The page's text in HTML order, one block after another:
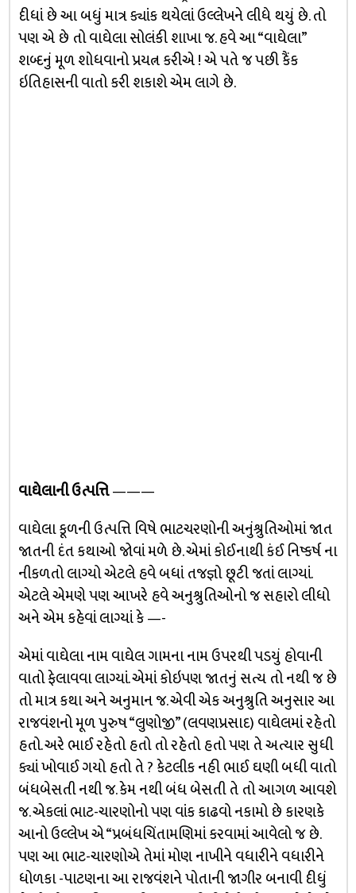
દીધાં છે આ બધું માત્ર ક્યાંક થયેલાં ઉલ્લેખને લીધે થયું છે. તો
પણ એ છે તો વાઘેલા સોલંકી શાખા જ. હવે આ “વાઘેલા”
શબ્દનું મૂળ શોધવાનો પ્રયત્ન કરીએ ! એ પતે જ પછી કૈંક
ઇતિહાસની વાતો કરી શકાશે એમ લાગે છે.
વાઘેલાની ઉત્પત્તિ———
વાઘેલા કૂળની ઉત્પત્તિ વિષે ભાટચરણોની અનુંશ્રુતિઓમાં જાત
જાતની દંત કથાઓ જોવાં મળે છે. એમાં કોઈનાથી કંઈ નિષ્કર્ષ ના
નીકળતો લાગ્યો એટલે હવે બધાં તજજ્ઞો છૂટી જતાં લાગ્યાં.
એટલે એમણે પણ આખરે હવે અનુશ્રુતિઓનો જ સહારો લીધો
અને એમ કહેવાં લાગ્યાં કે —-
એમાં વાઘેલા નામ વાઘેલ ગામના નામ ઉપરથી પડયું હોવાની
વાતો ફેલાવવા લાગ્યાં. એમાં કોઇપણ જાતનું સત્ય તો નથી જ છે
તો માત્ર કથા અને અનુમાન જ. એવી એક અનુશ્રુતિ અનુસાર આ
રાજવંશનો મૂળ પુરુષ “લુણોજી” (લવણપ્રસાદ) વાઘેલમાં રહેતો
હતો. અરે ભાઈ રહેતો હતો તો રહેતો હતો પણ તે અત્યાર સુધી
ક્યાં ખોવાઈ ગયો હતો તે ? કેટલીક નહી ભાઈ ઘણી બધી વાતો
બંધબેસતી નથી જ. કેમ નથી બંધ બેસતી તે તો આગળ આવશે
જ. એકલાં ભાટ-ચારણોનો પણ વાંક કાઢવો નકામો છે કારણકે
આનો ઉલ્લેખ એ “પ્રબંધચિંતામણિમાં કરવામાં આવેલો જ છે.
પણ આ ભાટ-ચારણોએ તેમાં મોણ નાખીને વધારીને વધારીને
ધોળકા -પાટણના આ રાજવંશને પોતાની જાગીર બનાવી દીધું